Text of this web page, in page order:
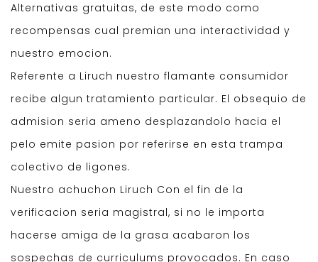
Alternativas gratuitas, de este modo como
recompensas cual premian una interactividad y
nuestro emocion.
Referente a Liruch nuestro flamante consumidor
recibe algun tratamiento particular. El obsequio de
admision seria ameno desplazandolo hacia el
pelo emite pasion por referirse en esta trampa
colectivo de ligones.
Nuestro achuchon Liruch Con el fin de la
verificacion seria magistral, si no le importa
hacerse amiga de la grasa acabaron los
sospechas de curriculums provocados. En caso